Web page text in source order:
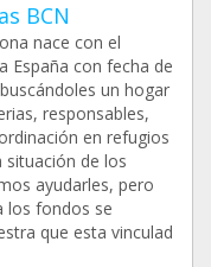
BCN
nace con el
España con fecha de
un hogar
responsables,
en refugios
situación de los
ayudarles, pero
los fondos se
que esta vinculad